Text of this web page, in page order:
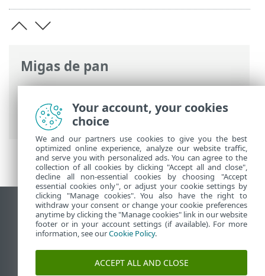
Migas de pan
Ayuda en línea de ESET>ESET PROTECT
On-Prem
>Recuperación de desastres de
la aplicación virtual de ESET PROTECT
Ver sitio del escritorio
End of Life
Base de conocimiento de ESET
Foro de ESET
ESET Status Portal
Your account, your cookies
choice
We and our partners use cookies to give you the best
optimized online experience, analyze our website traffic,
and serve you with personalized ads. You can agree to the
collection of all cookies by clicking "Accept all and close",
decline all non-essential cookies by choosing "Accept
essential cookies only", or adjust your cookie settings by
clicking "Manage cookies". You also have the right to
withdraw your consent or change your cookie preferences
anytime by clicking the "Manage cookies" link in our website
footer or in your account settings (if available). For more
information, see ourCookie Policy.
ACCEPT ALL AND CLOSE